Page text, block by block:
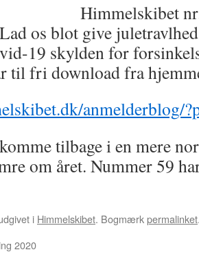
Himmelskibet
os blot give
19 skylden for
til fri download fra
anmelderblog/
tilbage i en mere
om året. Nummer 59
i Himmelskibet. Bogmærkpermalinket
2020